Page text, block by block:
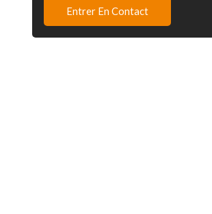
Entrer En Contact